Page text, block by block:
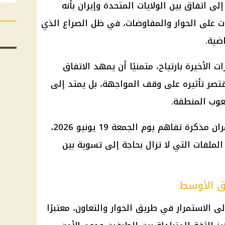
اتفاق بين الولايات المتحدة وإيران بأنه
الحوار والمفاوضات، في ظل الصراع الذي
الأخيرة بارتياح، متمنيًا أن يمهد الاتفاق
تأثيره على وقف المواجهة، بل يمتد إلى
المنطقة.
ومن المقرر أن توقع واشنطن وطهران مذكرة تفاهم يوم الجمعة 19 يونيو 2026،
التي لا تزال بحاجة إلى تسوية بين
الأوسط
الاستمرار في طريق الحوار والتعاون، معتبرًا